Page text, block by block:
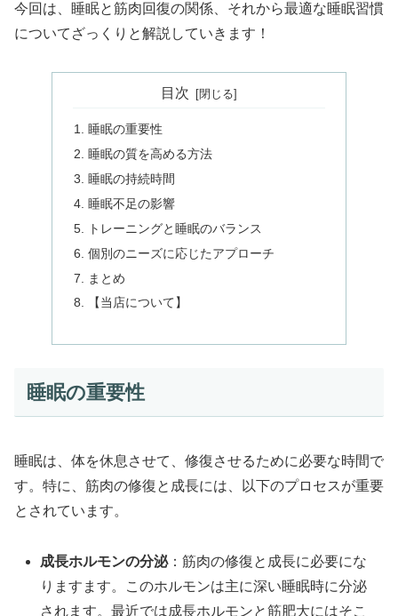
今回は、睡眠と筋肉回復の関係、それから最適な睡眠習慣
についてざっくりと解説していきます！
目次
睡眠の重要性
睡眠の質を高める方法
睡眠の持続時間
睡眠不足の影響
トレーニングと睡眠のバランス
個別のニーズに応じたアプローチ
まとめ
【当店について】
睡眠の重要性
睡眠は、体を休息させて、修復させるために必要な時間で
す。特に、筋肉の修復と成長には、以下のプロセスが重要
とされています。
成長ホルモンの分泌：筋肉の修復と成長に必要にな
りますます。このホルモンは主に深い睡眠時に分泌
されます。最近では成長ホルモンと筋肥大にはそこ